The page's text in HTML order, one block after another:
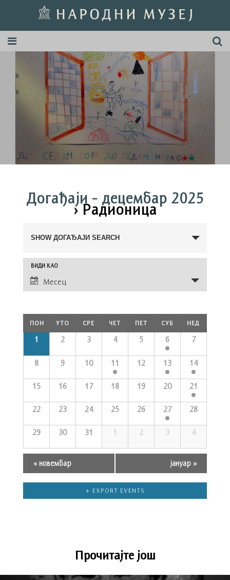
Догађаји - децембар 2025
› Радионица
Search
Views
Navigation
SHOW ДОГАЂАЈИ SEARCH
Догађај
Views
Navigation
ВИДИ КАО
Месец
Calendar
of
Догађаји
Calendar
Догађаји
ПОН УТО СРЕ ЧЕТ ПЕТ СУБ НЕД
1 2 3 4 5 6 7
8 9 10 11 12 13 14
15 16 17 18 19 20 21
22 23 24 25 26 27 28
29 30 31 1 2 3 4
«новембар јануар »
+ EXPORT EVENTS
Прочитајте још